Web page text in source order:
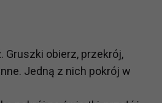
Gruszki obierz, przekrój,
Jedną z nich pokrój w